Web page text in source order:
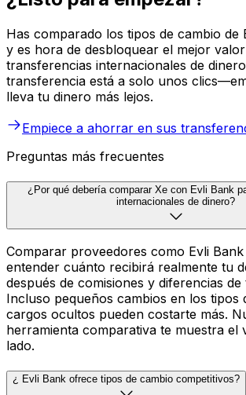
Has comparado los tipos de cambio de
y es hora de desbloquear el mejor
transferencias internacionales de
transferencia está a solo unos
lleva tu dinero más lejos.
Empiece a ahorrar en sus
Preguntas más frecuentes
¿Por qué debería comparar Xe con Evli Bank
internacionales de dinero?
Comparar proveedores como Evli
entender cuánto recibirá realmente tu
después de comisiones y diferencias de
Incluso pequeños cambios en los tipos
cargos ocultos pueden costarte más.
herramienta comparativa te muestra el
lado.
¿ Evli Bank ofrece tipos de cambio competitivos?